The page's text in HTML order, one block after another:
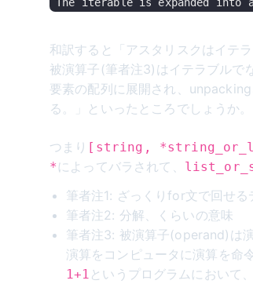
和訳すると「アスタリスクはイテ
被演算子(筆者注3)はイテラブルで
要素の配列に展開され、
る。」といったところでしょうか。
つまり [string,
* によってバラされて、
筆者注1: ざっくりfor文で回せ
筆者注2: 分解、くらいの意味
筆者注3: 被演算子(operand)は
演算をコンピュータに演算を命
1+1 というプログラムにおいて